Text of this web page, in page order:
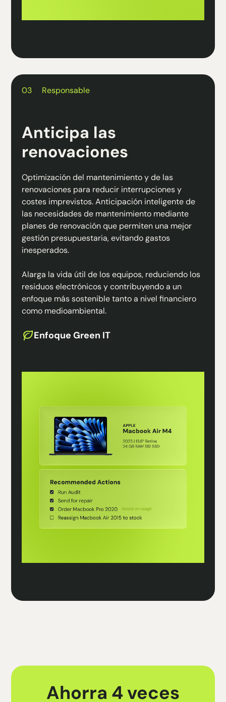
03 Responsable
Anticipa las
renovaciones
Optimización del mantenimiento y de las
renovaciones para reducir interrupciones y
costes imprevistos. Anticipación inteligente de
las necesidades de mantenimiento mediante
planes de renovación que permiten una mejor
gestión presupuestaria, evitando gastos
inesperados.
Alarga la vida útil de los equipos, reduciendo los
residuos electrónicos y contribuyendo a un
enfoque más sostenible tanto a nivel financiero
como medioambiental.
Enfoque Green IT
Ahorra 4 veces